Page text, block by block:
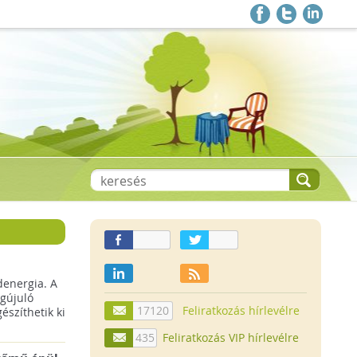
A
ki
17120
Feliratkozás hírlevélre
435
Feliratkozás VIP hírlevélre